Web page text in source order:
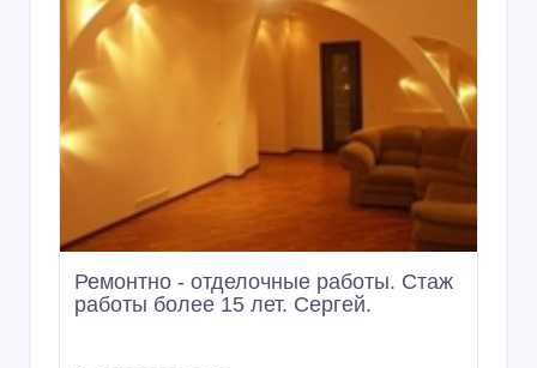
Ремонтно - отделочные работы. Стаж
работы более 15 лет. Сергей.